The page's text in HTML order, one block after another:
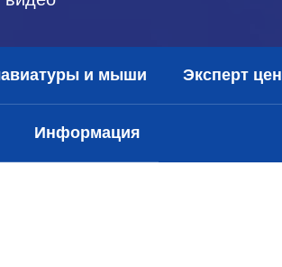
и мыши Эксперт цен
Информация